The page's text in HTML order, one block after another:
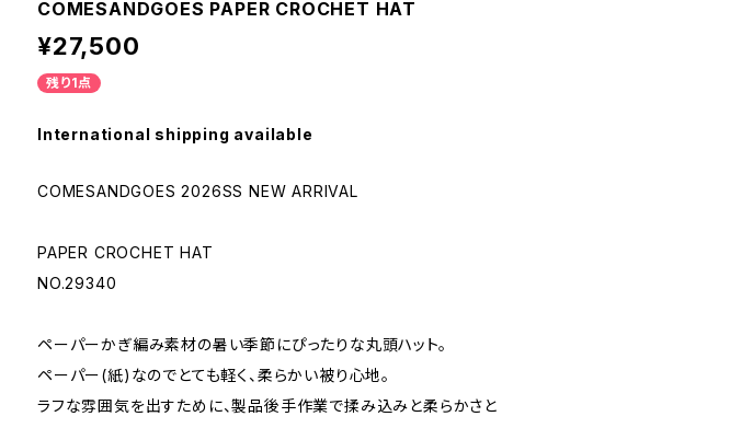
COMESANDGOES PAPER CROCHET HAT
¥27,500
残り1点
International shipping available
COMESANDGOES 2026SS NEW ARRIVAL
PAPER CROCHET HAT
NO.29340
ペーパーかぎ編み素材の暑い季節にぴったりな丸頭ハット。
ペーパー(紙)なのでとても軽く、柔らかい被り心地。
ラフな雰囲気を出すために、製品後手作業で揉み込みと柔らかさと